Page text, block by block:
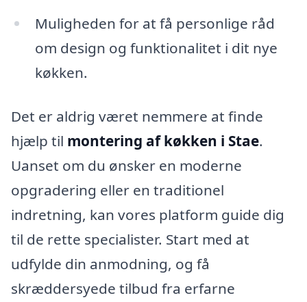
Muligheden for at få personlige råd
om design og funktionalitet i dit nye
køkken.
Det er aldrig været nemmere at finde
hjælp til montering af køkken i Stae.
Uanset om du ønsker en moderne
opgradering eller en traditionel
indretning, kan vores platform guide dig
til de rette specialister. Start med at
udfylde din anmodning, og få
skræddersyede tilbud fra erfarne